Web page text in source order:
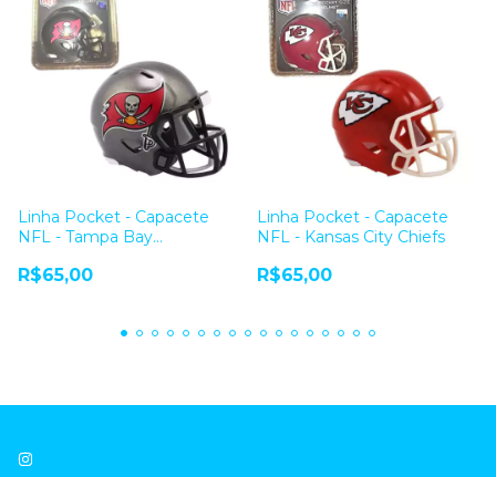
Linha Pocket - Capacete
NFL - Tampa Bay
R$65,00
Linha Pocket - Capacete
NFL - Kansas City Chiefs
R$65,00